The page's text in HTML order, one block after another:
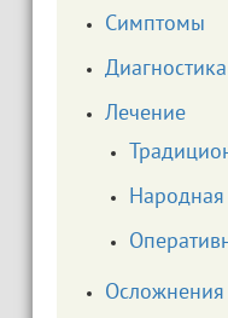
Симптомы
Лечение
Осложнения